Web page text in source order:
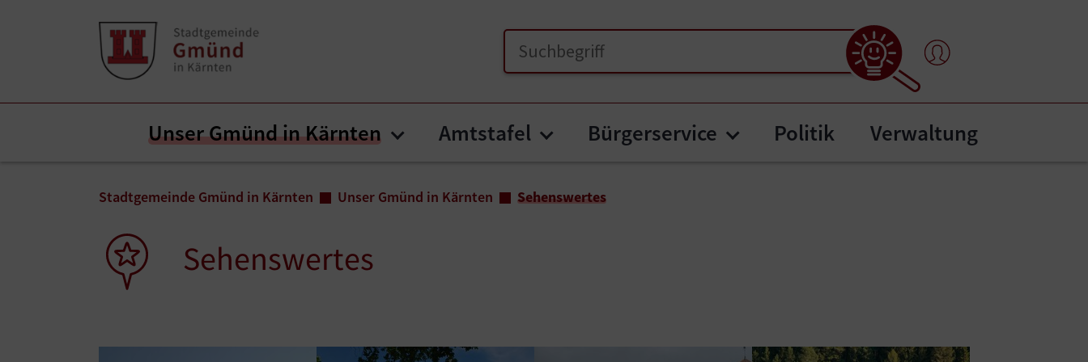
Unser Gmünd in Kärnten Submenu for "Unser Gmünd in Kärnten"
Amtstafel Submenu for "Amtstafel"
Bürgerservice Submenu for "Bürgerservice"
Politik Verwaltung
Stadtgemeinde Gmünd in Kärnten Unser Gmünd in Kärnten Sehenswertes
Sehenswertes